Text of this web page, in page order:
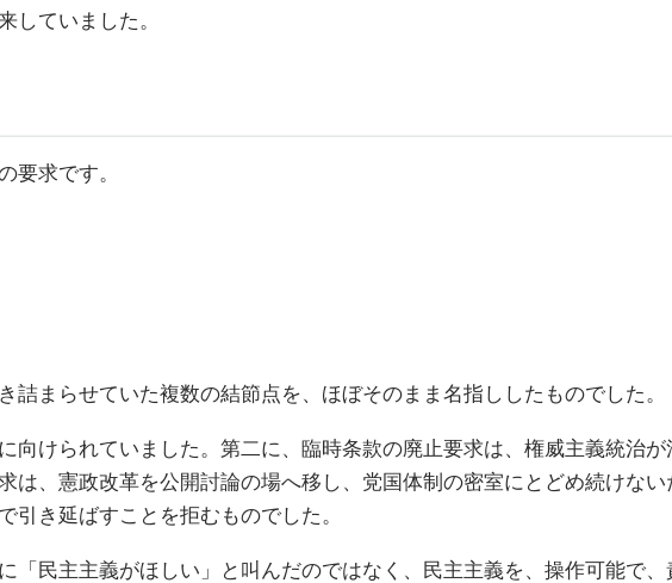
していました。
要求です。
まらせていた複数の結節点を、ほぼそのまま名指ししたものでした。
向けられていました。第二に、臨時条款の廃止要求は、権威主義統治
は、憲政改革を公開討論の場へ移し、党国体制の密室にとどめ続けな
引き延ばすことを拒むものでした。
「民主主義がほしい」と叫んだのではなく、民主主義を、操作可能で